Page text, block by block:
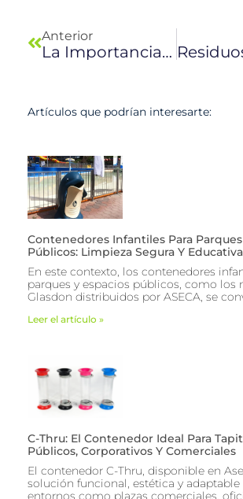
Anterior
La Importancia De Reciclar Latas De Aluminio
Artículos que podrían interesarte:
Contenedores Infantiles Para Parques
Públicos: Limpieza Segura Y Educativa
En este contexto, los contenedores
parques y espacios públicos, como los
Glasdon distribuidos por ASECA, se
Leer el artículo »
C-Thru: El Contenedor Ideal Para
Públicos, Corporativos Y Comerciales
El contenedor C-Thru, disponible en
solución funcional, estética y adaptable
entornos como plazas comerciales,